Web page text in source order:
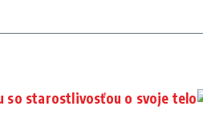
starostlivosťou o svoje telo